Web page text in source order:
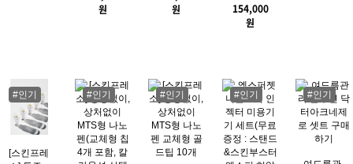
257,000
475,000
세트
154,000
#인기 #인기 #인기 #인기 #인기